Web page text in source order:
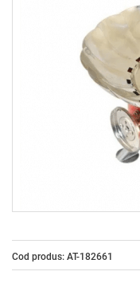
Cod produs: AT-182661